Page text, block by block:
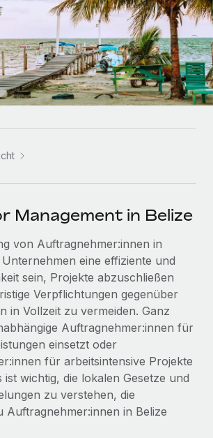
der HR in bestehende Abläufe
Kernfunktionen für dein Team
für globale HR & Compliance
Screening
HR-Lösungen, um Teams zu
Konzerne und Großunternehmen
von Global-HR-Funktionen in deine
Möglichkeiten einer Partnerschaft
Demnächst verfügbar
Integrationen und KI-Automatisierung
Vorreiter Weaviate sein Team mit
% vergrößert
Blick Weaviate entwickelt KI-basierte
Das...
Leitfäden
Gehältern und Qualifikationen
anzeigen
Management in Belize
von Auftragnehmer:innen in
eine effiziente und
sein, Projekte abzuschließen
Verpflichtungen gegenüber
in Vollzeit zu vermeiden. Ganz
Auftragnehmer:innen für
einsetzt oder
für arbeitsintensive Projekte
ist wichtig, die lokalen Gesetze und
zu verstehen, die
Auftragnehmer:innen in Belize